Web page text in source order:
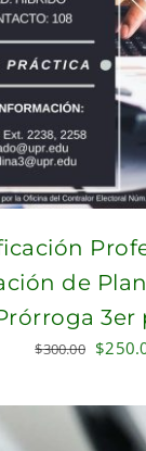
de
3er
$300.00
was:
$